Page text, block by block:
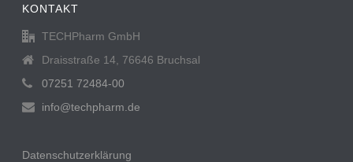
KONTAKT
TECHPharm GmbH
Draisstraße 14, 76646 Bruchsal
07251 72484-00
info@techpharm.de
Datenschutzerklärung